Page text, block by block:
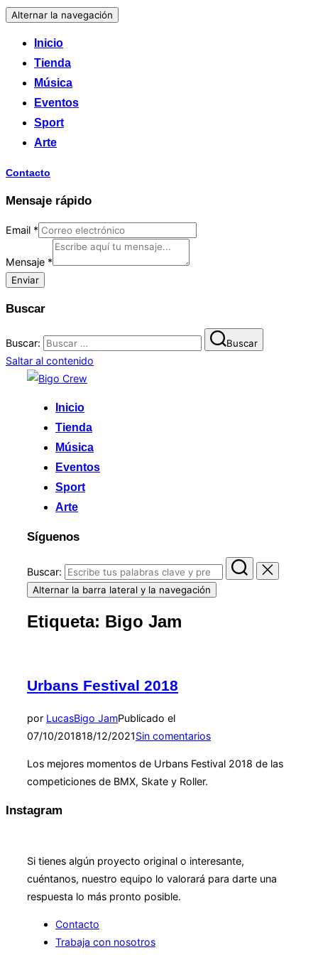
Alternar la navegación
Inicio
Tienda
Música
Eventos
Sport
Arte
Contacto
Mensaje rápido
Email *
Mensaje *
Enviar
Buscar
Buscar: Buscar
Saltar al contenido
Inicio
Tienda
Música
Eventos
Sport
Arte
Síguenos
Buscar:
Alternar la barra lateral y la navegación
Etiqueta: Bigo Jam
Urbans Festival 2018
por LucasBigo JamPublicado el
07/10/201818/12/2021Sin comentarios
Los mejores momentos de Urbans Festival 2018 de las
competiciones de BMX, Skate y Roller.
Instagram
Si tienes algún proyecto original o interesante,
cuéntanos, nuestro equipo lo valorará para darte una
respuesta lo más pronto posible.
Contacto
Trabaja con nosotros